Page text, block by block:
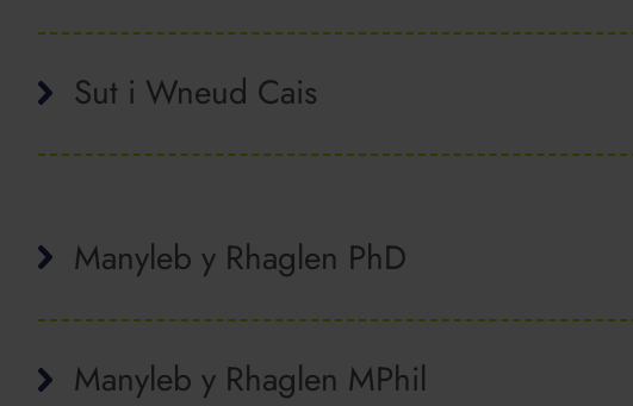
Sut i Wneud Cais
Manyleb y Rhaglen PhD
Manyleb y Rhaglen MPhil